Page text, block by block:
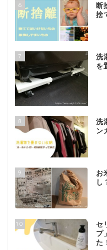
6
断
捨
7
洗
を
8
洗
ン
9
お
し
10
セ
プ
た